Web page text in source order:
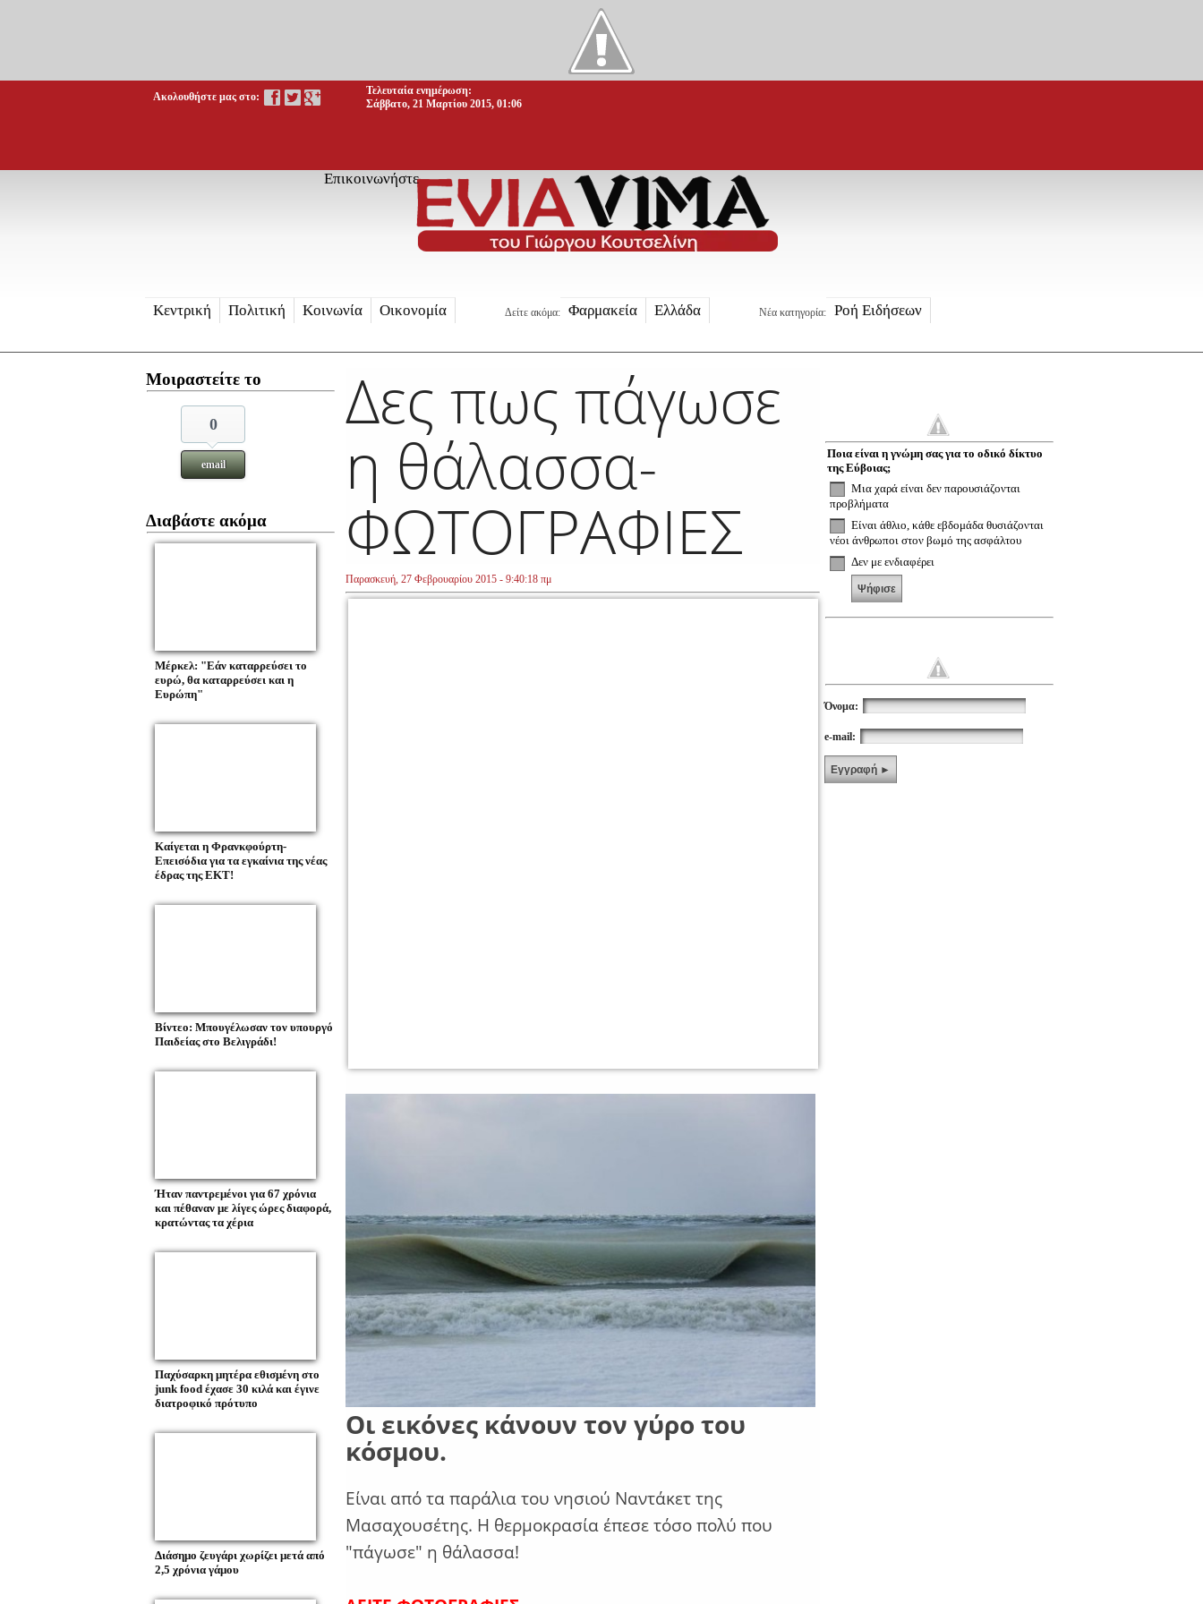
Ακολουθήστε μας στο:
Τελευταία ενημέρωση:
Σάββατο, 21 Μαρτίου 2015, 01:06
Επικοινωνήστε
Κεντρική Πολιτική Κοινωνία Οικονομία Δείτε ακόμα: Φαρμακεία Ελλάδα Νέα κατηγορία: Ροή Ειδήσεων
Μοιραστείτε το
0
email
Διαβάστε ακόμα
Μέρκελ: "Εάν καταρρεύσει το
ευρώ, θα καταρρεύσει και η
Ευρώπη"
Καίγεται η Φρανκφούρτη-
Επεισόδια για τα εγκαίνια της νέας
έδρας της ΕΚΤ!
Βίντεο: Μπουγέλωσαν τον υπουργό
Παιδείας στο Βελιγράδι!
Ήταν παντρεμένοι για 67 χρόνια
και πέθαναν με λίγες ώρες διαφορά,
κρατώντας τα χέρια
Παχύσαρκη μητέρα εθισμένη στο
junk food έχασε 30 κιλά και έγινε
διατροφικό πρότυπο
Διάσημο ζευγάρι χωρίζει μετά από
2,5 χρόνια γάμου
Δες πως πάγωσε
η θάλασσα-
ΦΩΤΟΓΡΑΦΙΕΣ
Παρασκευή, 27 Φεβρουαρίου 2015 - 9:40:18 πμ
Οι εικόνες κάνουν τον γύρο του
κόσμου.
Είναι από τα παράλια του νησιού Ναντάκετ της
Μασαχουσέτης. Η θερμοκρασία έπεσε τόσο πολύ που
"πάγωσε" η θάλασσα!
Ποια είναι η γνώμη σας για το οδικό δίκτυο
της Εύβοιας;
Μια χαρά είναι δεν παρουσιάζονται
προβλήματα
Είναι άθλιο, κάθε εβδομάδα θυσιάζονται
νέοι άνθρωποι στον βωμό της ασφάλτου
Δεν με ενδιαφέρει
Ψήφισε
Όνομα:
e-mail:
Εγγραφή ►